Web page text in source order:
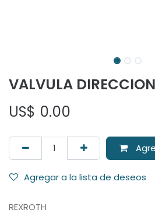
VALVULA
US$ 0.00
Agregar a la lista de deseos
REXROTH